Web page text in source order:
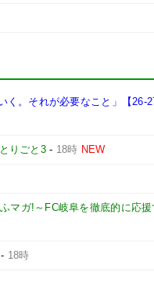
く。それが必要なこと」【26-
りごと3 - 18時 NEW
マガ!～FC岐阜を徹底的に応
- 18時